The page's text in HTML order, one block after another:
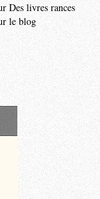
Des livres rances
le blog